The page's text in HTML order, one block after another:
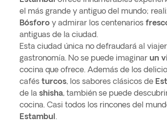
el más grande y antiguo del mundo;
Bósforo y admirar los centenarios
antiguas de la ciudad.
Esta ciudad única no defraudará al
gastronomía. No se puede imaginar un
cocina que ofrece. Además de los
cafés turcos, los sabores clásicos de
de la shisha, también se puede
cocina. Casi todos los rincones del
Estambul.